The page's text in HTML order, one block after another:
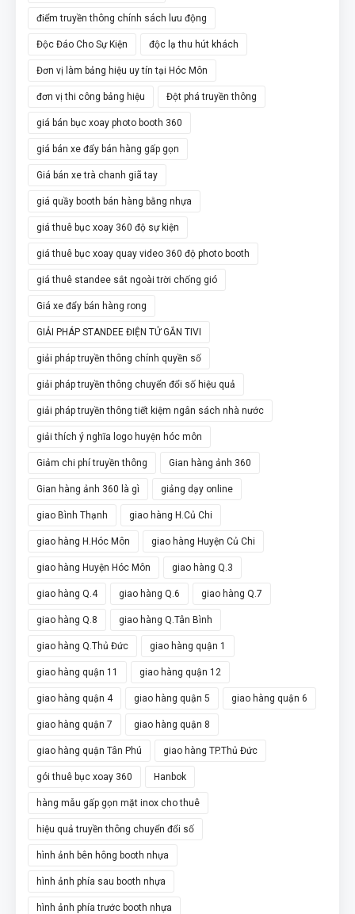
điểm truyền thông chính sách lưu động
Độc Đáo Cho Sự Kiện độc lạ thu hút khách
Đơn vị làm bảng hiệu uy tín tại Hóc Môn
đơn vị thi công bảng hiệu Đột phá truyền thông
giá bán bục xoay photo booth 360
giá bán xe đẩy bán hàng gấp gọn
Giá bán xe trà chanh giã tay
giá quầy booth bán hàng bằng nhựa
giá thuê bục xoay 360 độ sự kiện
giá thuê bục xoay quay video 360 độ photo booth
giá thuê standee sắt ngoài trời chống gió
Giá xe đẩy bán hàng rong
GIẢI PHÁP STANDEE ĐIỆN TỬ GẮN TIVI
giải pháp truyền thông chính quyền số
giải pháp truyền thông chuyển đổi số hiệu quả
giải pháp truyền thông tiết kiệm ngân sách nhà nước
giải thích ý nghĩa logo huyện hóc môn
Giảm chi phí truyền thông Gian hàng ảnh 360
Gian hàng ảnh 360 là gì giảng dạy online
giao Bình Thạnh giao hàng H.Củ Chi
giao hàng H.Hóc Môn giao hàng Huyện Củ Chi
giao hàng Huyện Hóc Môn giao hàng Q.3
giao hàng Q.4 giao hàng Q.6 giao hàng Q.7
giao hàng Q.8 giao hàng Q.Tân Bình
giao hàng Q.Thủ Đức giao hàng quận 1
giao hàng quận 11 giao hàng quận 12
giao hàng quận 4 giao hàng quận 5 giao hàng quận 6
giao hàng quận 7 giao hàng quận 8
giao hàng quận Tân Phú giao hàng TP.Thủ Đức
gói thuê bục xoay 360 Hanbok
hàng mẫu gấp gọn mặt inox cho thuê
hiệu quả truyền thông chuyển đổi số
hình ảnh bên hông booth nhựa
hình ảnh phía sau booth nhựa
hình ảnh phía trước booth nhựa